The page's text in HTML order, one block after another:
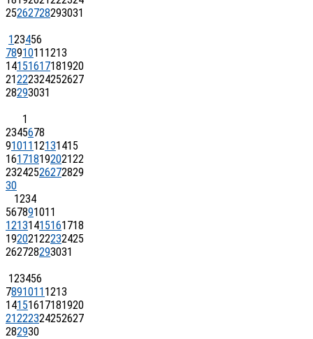
25262728293031
123456
78910111213
14151617181920
21222324252627
28293031
1
2345678
9101112131415
16171819202122
23242526272829
30
1234
567891011
12131415161718
19202122232425
262728293031
123456
78910111213
14151617181920
21222324252627
282930